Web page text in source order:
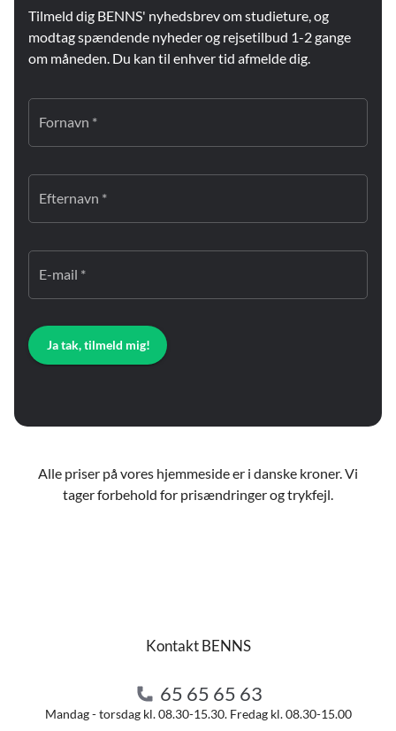
Tilmeld dig BENNS' nyhedsbrev om studieture, og
modtag spændende nyheder og rejsetilbud 1-2 gange
om måneden. Du kan til enhver tid afmelde dig.
Fornavn *
Efternavn *
E-mail *
Ja tak, tilmeld mig!
Alle priser på vores hjemmeside er i danske kroner. Vi
tager forbehold for prisændringer og trykfejl.
Kontakt BENNS
65 65 65 63
Mandag - torsdag kl. 08.30-15.30. Fredag kl. 08.30-15.00